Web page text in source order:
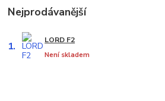
Nejprodávanější
1. LORD F2
Není skladem